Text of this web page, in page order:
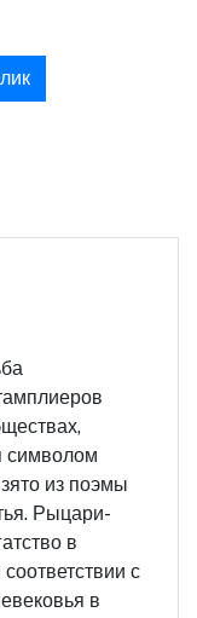
символом
из поэмы
Рыцари-
в
с
в